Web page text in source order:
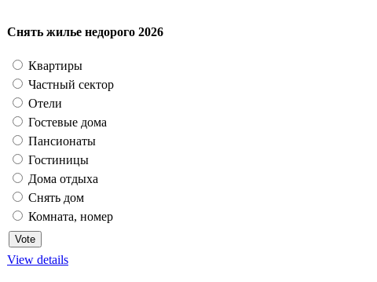
Снять жилье недорого 2026
Квартиры
Частный сектор
Отели
Гостевые дома
Пансионаты
Гостиницы
Дома отдыха
Снять дом
Комната, номер
View details